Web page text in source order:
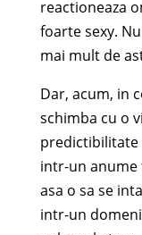
reactioneaza
foarte sexy.
mai mult de
Dar, acum, in
schimba cu o
predictibilitate
intr-un anume
asa o sa se
intr-un